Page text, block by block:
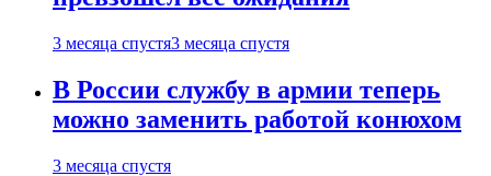
3 месяца спустя3 месяца спустя
В России службу в армии теперь
можно заменить работой конюхом
3 месяца спустя